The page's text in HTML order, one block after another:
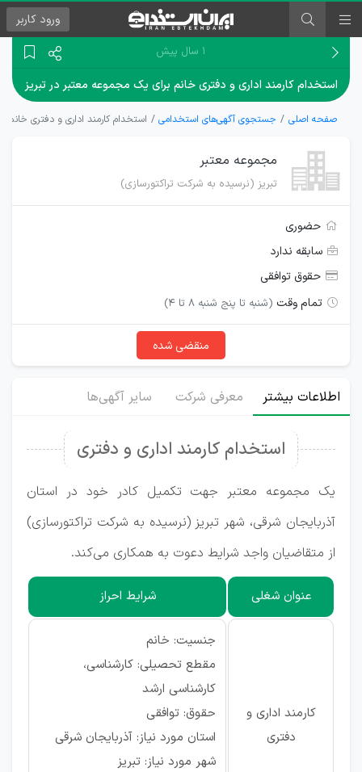
ورود کاربر
۱ سال پیش
استخدام کارمند اداری و دفتری خانم برای یک مجموعه معتبر در تبریز
صفحه اصلی جستجوی آگهی‌های استخدامی استخدام کارمند اداری و دفتری خانم
مجموعه معتبر
تبریز (نرسیده به شرکت تراکتورسازی)
حضوری
سابقه ندارد
حقوق توافقی
تمام وقت (شنبه تا پنج شنبه 8 تا 4)
منقضی شده
اطلاعات بیشتر معرفی شرکت سایر آگهی‌ها
استخدام کارمند اداری و دفتری
یک مجموعه معتبر جهت تکمیل کادر خود در استان
آذربایجان شرقی، شهر تبریز (نرسیده به شرکت تراکتورسازی)
از متقاضیان واجد شرایط دعوت به همکاری می‌کند.
عنوان شغلی شرایط احراز
کارمند اداری و
دفتری
جنسیت: خانم
مقطع تحصیلی: کارشناسی،
کارشناسی ارشد
حقوق: توافقی
استان مورد نیاز: آذربایجان شرقی
شهر مورد نیاز: تبریز